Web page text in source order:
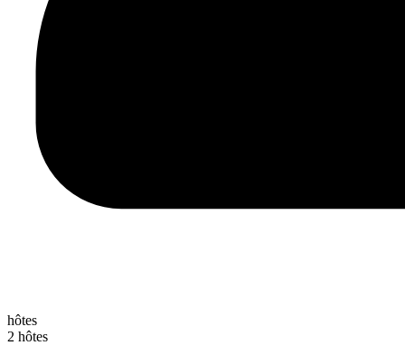
hôtes
2 hôtes